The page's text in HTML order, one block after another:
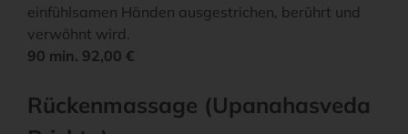
einfühlsamen Händen ausgestrichen, berührt und
verwöhnt wird.
90 min. 92,00 €
Rückenmassage (Upanahasveda